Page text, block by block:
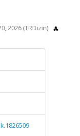
2026 (TRDizin)